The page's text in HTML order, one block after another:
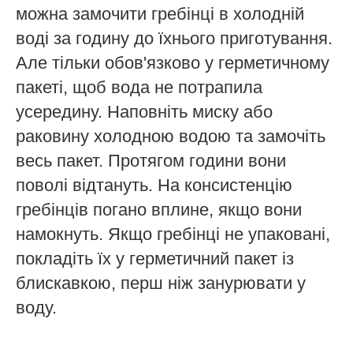
можна замочити гребінці в холодній
воді за годину до їхнього приготування.
Але тільки обов'язково у герметичному
пакеті, щоб вода не потрапила
усередину. Наповніть миску або
раковину холодною водою та замочіть
весь пакет. Протягом години вони
поволі відтануть. На консистенцію
гребінців погано вплине, якщо вони
намокнуть. Якщо гребінці не упаковані,
покладіть їх у герметичний пакет із
блискавкою, перш ніж занурювати у
воду.